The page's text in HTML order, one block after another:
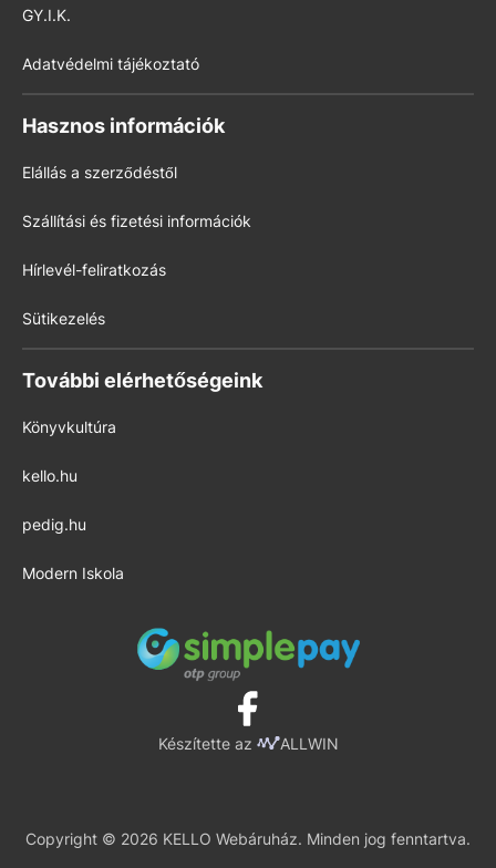
GY.I.K.
Adatvédelmi tájékoztató
Hasznos információk
Elállás a szerződéstől
Szállítási és fizetési információk
Hírlevél-feliratkozás
Sütikezelés
További elérhetőségeink
Könyvkultúra
kello.hu
pedig.hu
Modern Iskola
Készítette az ALLWIN
Copyright © 2026 KELLO Webáruház. Minden jog fenntartva.